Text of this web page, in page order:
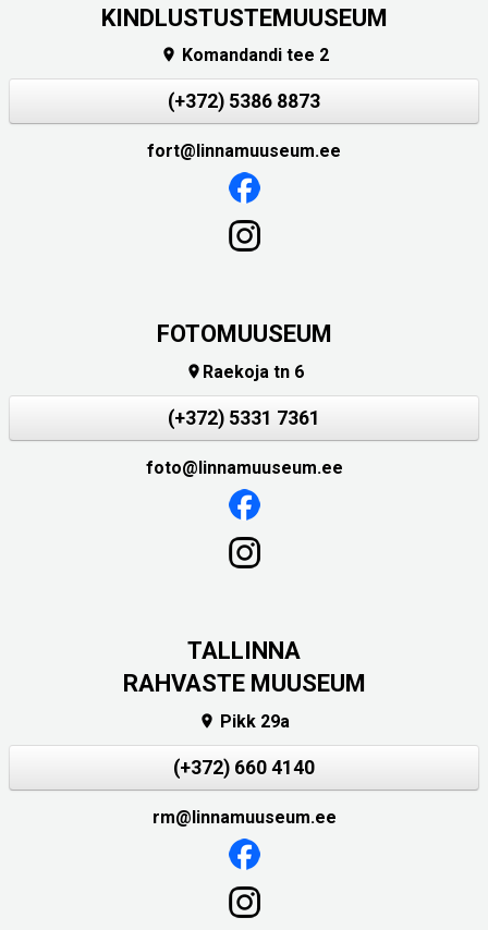
KINDLUSTUSTEMUUSEUM
 Komandandi tee 2
(+372) 5386 8873
fort@linnamuuseum.ee
FOTOMUUSEUM
 Raekoja tn 6
(+372) 5331 7361
foto@linnamuuseum.ee
TALLINNA
RAHVASTE MUUSEUM
 Pikk 29a
(+372) 660 4140
rm@linnamuuseum.ee